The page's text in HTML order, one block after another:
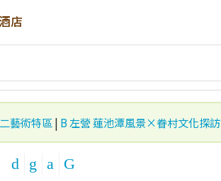
店
藝術特區 | B 左營 蓮池潭風景×眷村文化探訪